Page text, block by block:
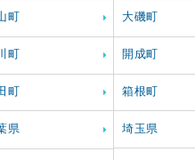
町 大磯町
町 開成町
町 箱根町
県 埼玉県